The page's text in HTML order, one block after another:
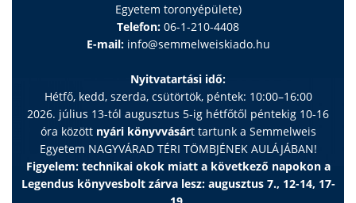
Egyetem toronyépülete)
Telefon: 06-1-210-4408
E-mail: info@semmelweiskiado.hu
Nyitvatartási idő:
Hétfő, kedd, szerda, csütörtök, péntek: 10:00–16:00
2026. július 13-tól augusztus 5-ig hétfőtől péntekig 10-16
óra között nyári könyvvásárt tartunk a Semmelweis
Egyetem NAGYVÁRAD TÉRI TÖMBJÉNEK AULÁJÁBAN!
Figyelem: technikai okok miatt a következő napokon a
Legendus könyvesbolt zárva lesz: augusztus 7., 12-14, 17-